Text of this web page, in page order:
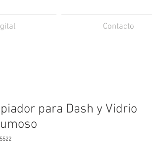
Contacto
para Dash y Vidrio